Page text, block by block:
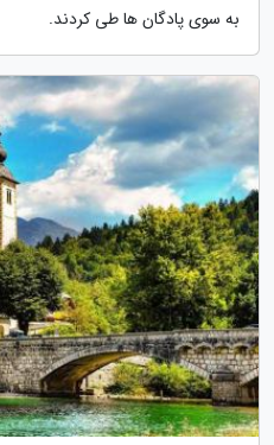
به سوی پادگان ها طی کردند.